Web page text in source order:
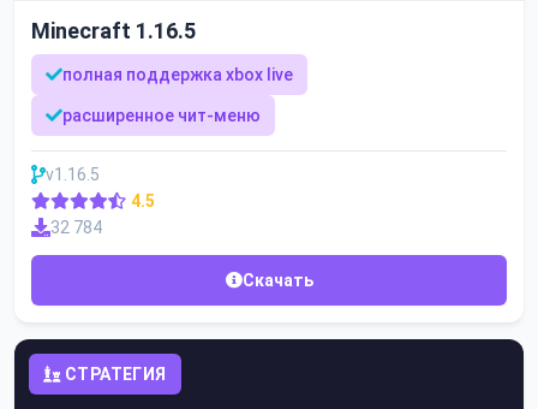
Minecraft 1.16.5
полная поддержка xbox live
расширенное чит-меню
v1.16.5
4.5
32 784
Скачать
СТРАТЕГИЯ